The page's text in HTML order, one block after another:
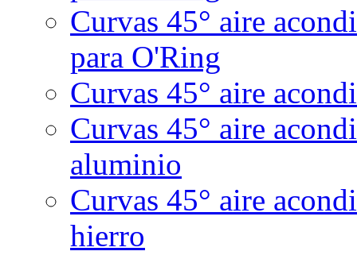
Curvas 45° aire
para O'Ring
Curvas 45° aire
Curvas 45° aire
aluminio
Curvas 45° aire
hierro